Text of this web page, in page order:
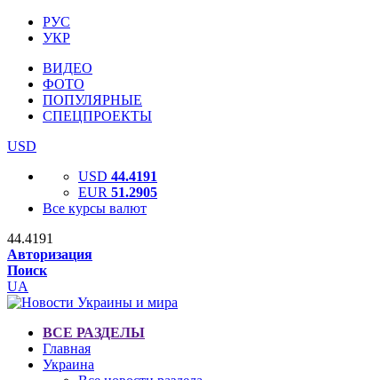
РУС
УКР
ВИДЕО
ФОТО
ПОПУЛЯРНЫЕ
СПЕЦПРОЕКТЫ
USD
USD 44.4191
EUR 51.2905
Все курсы валют
44.4191
Авторизация
Поиск
UA
ВСЕ РАЗДЕЛЫ
Главная
Украина